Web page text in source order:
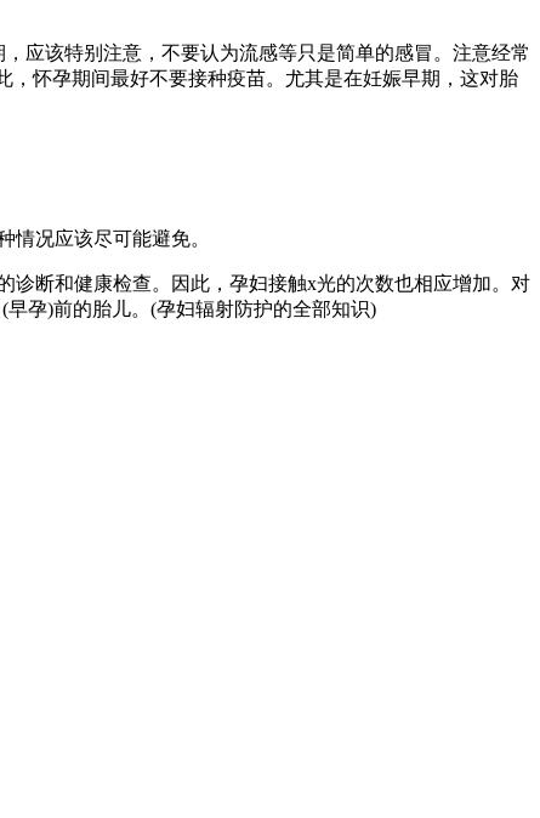
该特别注意，不要认为流感等只是简单的感冒。注意经常
，怀孕期间最好不要接种疫苗。尤其是在妊娠早期，这对胎
况应该尽可能避免。
断和健康检查。因此，孕妇接触x光的次数也相应增加。对
孕)前的胎儿。(孕妇辐射防护的全部知识)